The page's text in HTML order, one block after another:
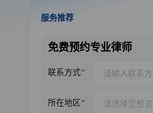
服务推荐
免费预约专业律师
联系方式
所在地区